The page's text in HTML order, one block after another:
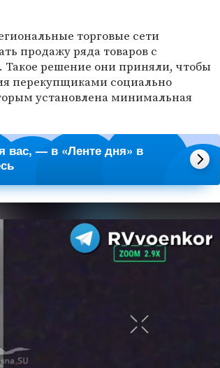
торговые сети
продажу ряда товаров с
решение они приняли, чтобы
перекупщиками социально
установлена минимальная
вас, — в «Ленте дня» в